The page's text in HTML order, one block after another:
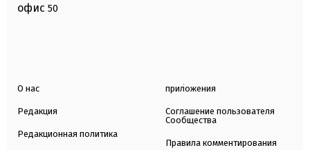
офис 50
О нас
Редакция
Редакционная политика
приложения
Соглашение пользователя
Сообщества
Правила комментирования